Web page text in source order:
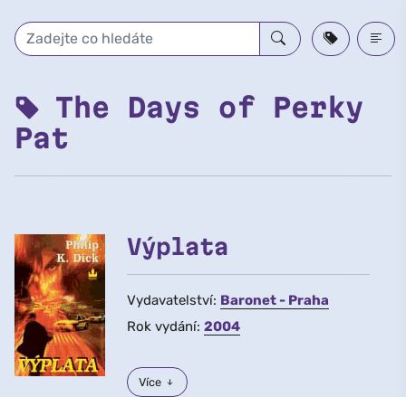
The Days of Perky
Pat
Výplata
Vydavatelství: Baronet - Praha
Rok vydání: 2004
Více